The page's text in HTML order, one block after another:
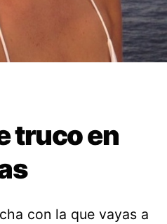
truco en
con la que vayas a